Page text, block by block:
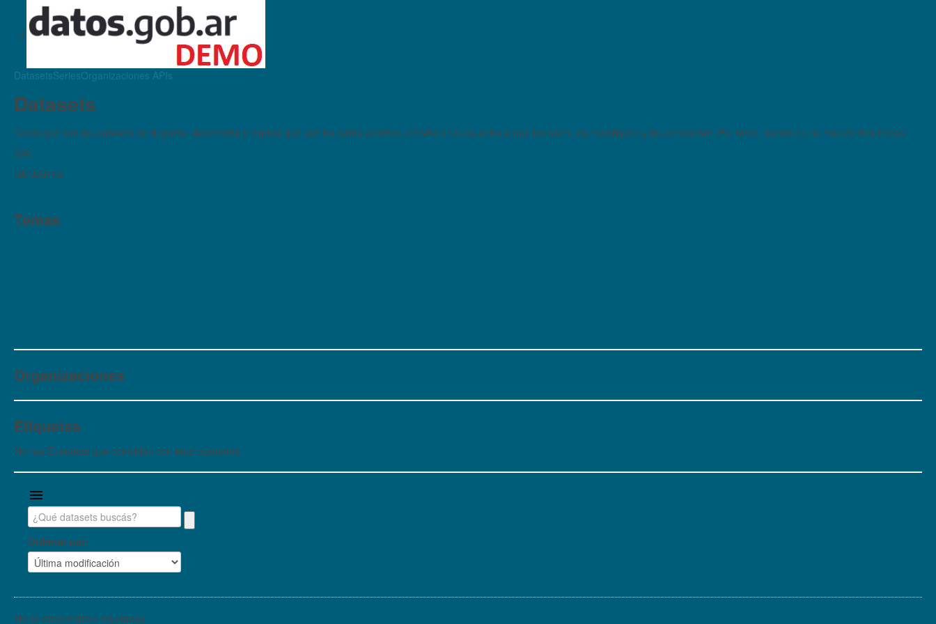
DatasetsSeriesOrganizaciones APIs
Datasets
Contá qué son los datasets de tu portal. Aprovechá y explicá qué son los datos abiertos, e invitá a tus usuarios a que los usen, los modifiquen y los compartan. Por favor, hacelo en no más de tres líneas.
308
DATASETS
Temas
Organizaciones
Etiquetas
No hay Etiquetas que coincidan con esta búsqueda
Ordenar por
No se encontraron resultados